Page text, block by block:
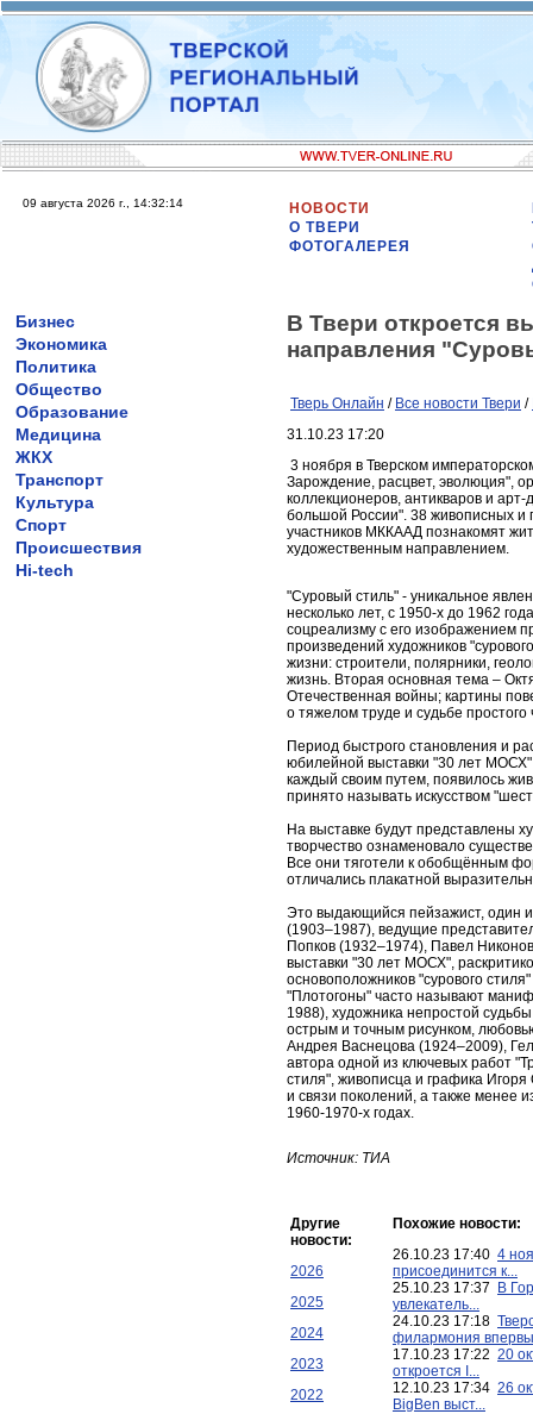
09 августа 2026 г., 14:32:14
НОВОСТИ
О ТВЕРИ
ФОТОГАЛЕРЕЯ
Бизнес
Экономика
Политика
Общество
Образование
Медицина
ЖКХ
Транспорт
Культура
Спорт
Происшествия
Hi-tech
В Твери откроется
направления
Тверь Онлайн / Все новости Твери /
31.10.23 17:20
3 ноября в Тверском
Зарождение, расцвет, эволюция",
коллекционеров, антикваров и
большой России". 38 живописных и
участников МККААД познакомят
художественным направлением.
"Суровый стиль" - уникальное
несколько лет, с 1950-х до 1962
соцреализму с его изображением
произведений художников
жизни: строители, полярники,
жизнь. Вторая основная тема –
Отечественная войны; картины
о тяжелом труде и судьбе простого
Период быстрого становления и
юбилейной выставки "30 лет МОСХ"
каждый своим путем, появилось
принято называть искусством
На выставке будут представлены
творчество ознаменовало
Все они тяготели к обобщённым
отличались плакатной
Это выдающийся пейзажист, один
(1903–1987), ведущие
Попков (1932–1974), Павел
выставки "30 лет МОСХ",
основоположников "сурового
"Плотогоны" часто называют
1988), художника непростой
острым и точным рисунком,
Андрея Васнецова (1924–2009),
автора одной из ключевых работ
стиля", живописца и графика
и связи поколений, а также менее
1960-1970-х годах.
Источник: ТИА
Другие
новости:
2026
2025
2024
2023
2022
Похожие новости:
26.10.23 17:40 4
присоединится к...
25.10.23 17:37
В
увлекатель...
24.10.23 17:18
филармония
17.10.23 17:22 20
откроется I...
12.10.23 17:34 26
BigBen выст...